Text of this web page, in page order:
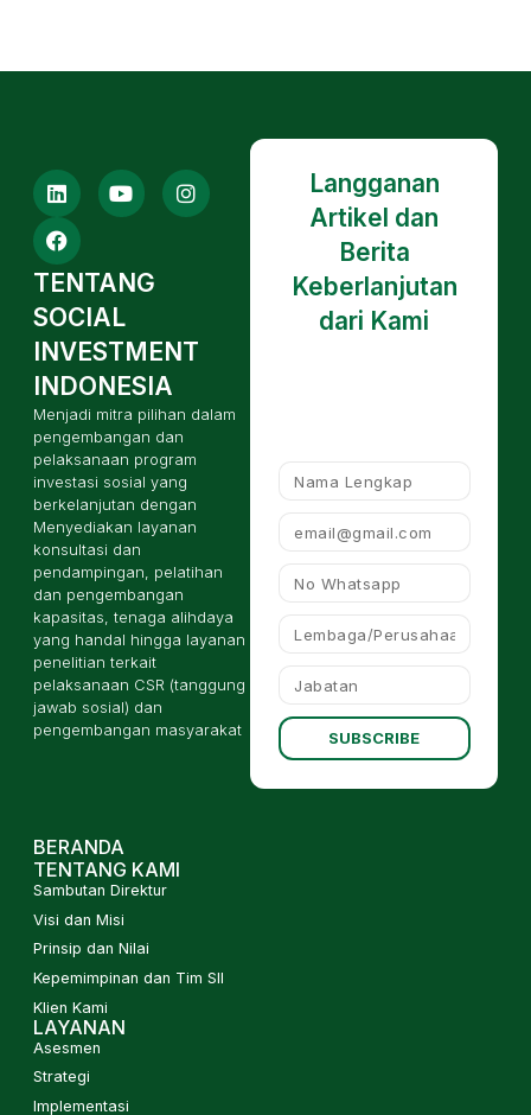
TENTANG
SOCIAL
INVESTMENT
INDONESIA
Menjadi mitra pilihan dalam
pengembangan dan
pelaksanaan program
investasi sosial yang
berkelanjutan dengan
Menyediakan layanan
konsultasi dan
pendampingan, pelatihan
dan pengembangan
kapasitas, tenaga alihdaya
yang handal hingga layanan
penelitian terkait
pelaksanaan CSR (tanggung
jawab sosial) dan
pengembangan masyarakat
Langganan
Artikel dan
Berita
Keberlanjutan
dari Kami
SUBSCRIBE
BERANDA
TENTANG KAMI
Sambutan Direktur
Visi dan Misi
Prinsip dan Nilai
Kepemimpinan dan Tim SII
Klien Kami
LAYANAN
Asesmen
Strategi
Implementasi